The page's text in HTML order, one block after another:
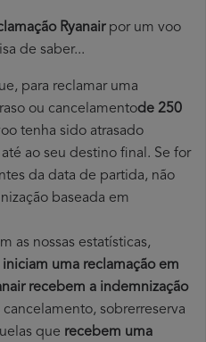
Ryanairpor um voo
de saber...
para reclamar uma
ou cancelamentode 250
tenha sido atrasado
ao seu destino final. Se for
da data de partida, não
baseada em
as nossas estatísticas,
uma reclamação em
recebem a indemnização
sobrerreserva
que recebem uma